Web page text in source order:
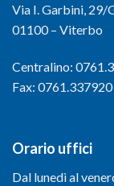
Via I. Garbini, 29/
01100 – Viterbo
Centralino:
Fax: 0761.337920
Orario uffici
Dal lunedì al